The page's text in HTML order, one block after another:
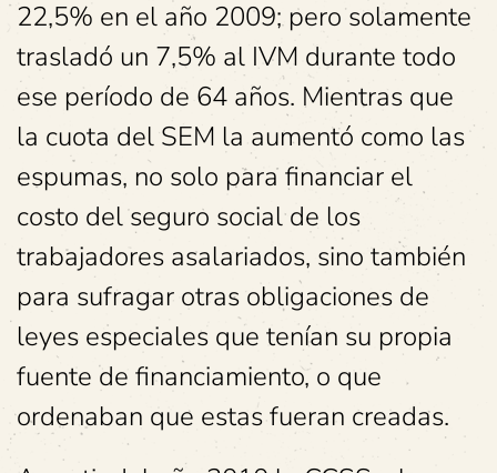
22,5% en el año 2009; pero solamente
trasladó un 7,5% al IVM durante todo
ese período de 64 años. Mientras que
la cuota del SEM la aumentó como las
espumas, no solo para financiar el
costo del seguro social de los
trabajadores asalariados, sino también
para sufragar otras obligaciones de
leyes especiales que tenían su propia
fuente de financiamiento, o que
ordenaban que estas fueran creadas.